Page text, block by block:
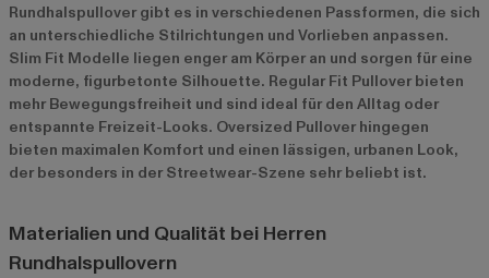
Rundhalspullover gibt es in verschiedenen Passformen, die sich
an unterschiedliche Stilrichtungen und Vorlieben anpassen.
Slim Fit Modelle liegen enger am Körper an und sorgen für eine
moderne, figurbetonte Silhouette. Regular Fit Pullover bieten
mehr Bewegungsfreiheit und sind ideal für den Alltag oder
entspannte Freizeit-Looks. Oversized Pullover hingegen
bieten maximalen Komfort und einen lässigen, urbanen Look,
der besonders in der Streetwear-Szene sehr beliebt ist.
Materialien und Qualität bei Herren
Rundhalspullovern